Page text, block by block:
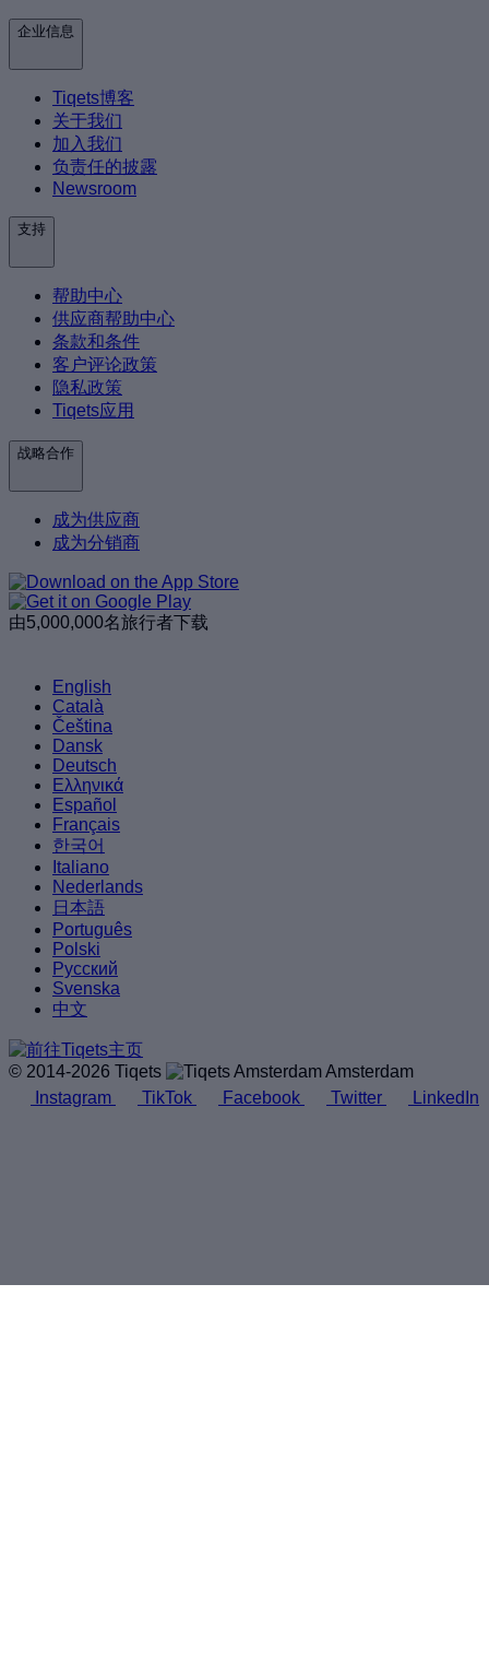
企业信息
Tiqets博客
关于我们
加入我们
负责任的披露
Newsroom
支持
帮助中心
供应商帮助中心
条款和条件
客户评论政策
隐私政策
Tiqets应用
战略合作
成为供应商
成为分销商
由5,000,000名旅行者下载
English
Català
Čeština
Dansk
Deutsch
Ελληνικά
Español
Français
한국어
Italiano
Nederlands
日本語
Português
Polski
Русский
Svenska
中文
© 2014-2026 Tiqets
Amsterdam
Instagram
TikTok Facebook Twitter LinkedIn